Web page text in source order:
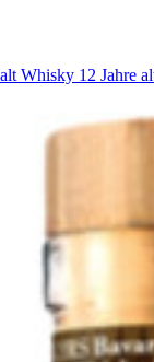
Whisky 12 Jahre